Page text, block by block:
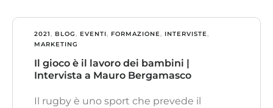
2021, BLOG, EVENTI, FORMAZIONE, INTERVISTE,
MARKETING
Il gioco è il lavoro dei bambini |
Intervista a Mauro Bergamasco
Il rugby è uno sport che prevede il